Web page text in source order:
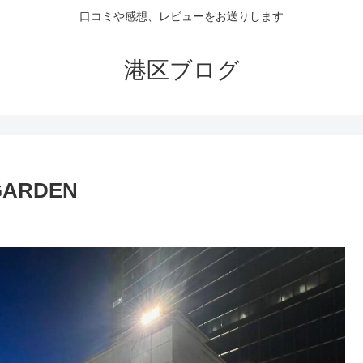
口コミや感想、レビューをお送りします
港区ブログ